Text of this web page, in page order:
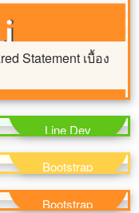
Statement เบื้อง
รล็อกอินผ่าน
Line Dev
วมกัน bootstrap
Bootstrap
ที่ bootstrap 4
Bootstrap